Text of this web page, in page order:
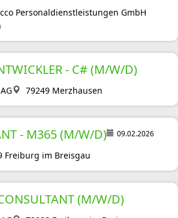
Personaldienstleistungen GmbH
- C# (M/W/D)
79249 Merzhausen
- M365 (M/W/D) 09.02.2026
Freiburg im Breisgau
(M/W/D)